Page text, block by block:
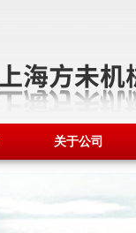
关于公司